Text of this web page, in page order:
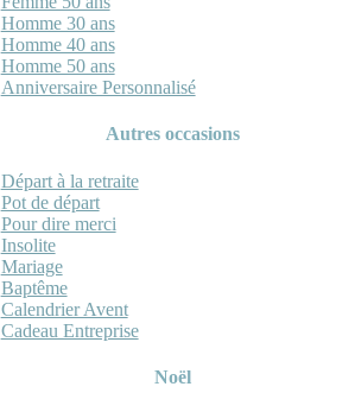
Homme 30 ans
Homme 40 ans
Homme 50 ans
Anniversaire Personnalisé
Autres occasions
Départ à la retraite
Pot de départ
Pour dire merci
Insolite
Mariage
Baptême
Calendrier Avent
Cadeau Entreprise
Noël